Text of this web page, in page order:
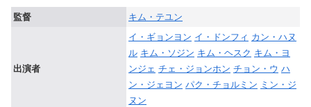
監督 キム・テユン
出演者
イ・ギョンヨン イ・ドンフィ カン・ハヌ
ル キム・ソジン キム・ヘスク キム・ヨ
ンジェ チェ・ジョンホン チョン・ウ ハ
ン・ジェヨン パク・チョルミン ミン・ジ
ヌン